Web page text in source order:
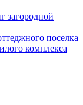
загородной
поселка
комплекса